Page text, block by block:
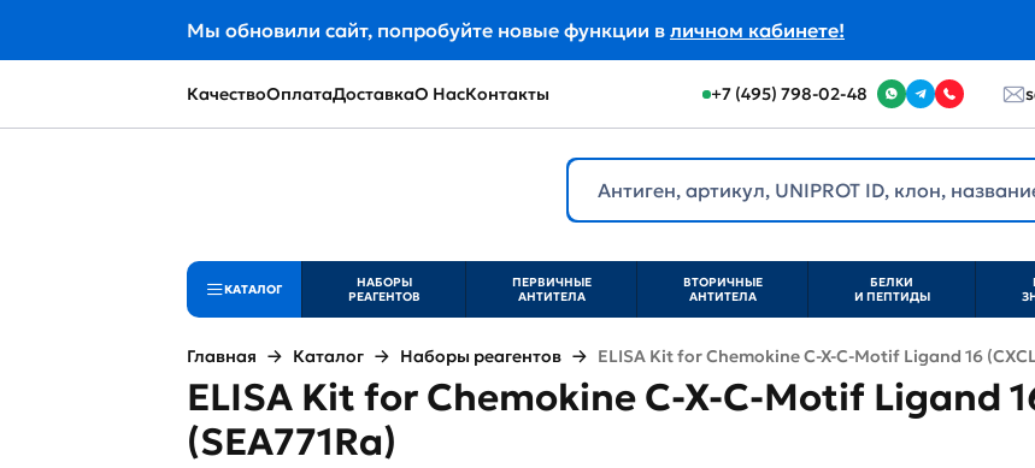
Мы обновили сайт, попробуйте новые функции в личном кабинете!
КачествоОплатаДоставкаО НасКонтакты +7 (495) 798-02-48
КАТАЛОГ
НАБОРЫ
РЕАГЕНТОВ
ПЕРВИЧНЫЕ
АНТИТЕЛА
ВТОРИЧНЫЕ
АНТИТЕЛА
БЕЛКИ
И ПЕПТИДЫ
Главная Каталог Наборы реагентов ELISA Kit for Chemokine C-X-C-Motif Ligand 16
ELISA Kit for Chemokine C-X-C-Motif Ligand
(SEA771Ra)